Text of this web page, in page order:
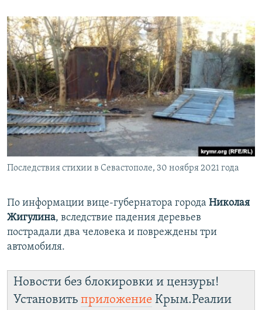
Последствия стихии в Севастополе, 30 ноября 2021 года
По информации вице-губернатора города Николая
Жигулина, вследствие падения деревьев
пострадали два человека и повреждены три
автомобиля.
Новости без блокировки и цензуры!
Установить приложение Крым.Реалии